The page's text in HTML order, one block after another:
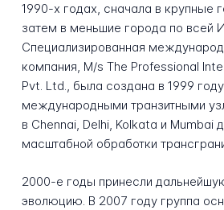
1990-х годах, сначала в крупные
затем в меньшие города по всей
Специализированная
компания, M/s The Professional
Pvt. Ltd., была создана в 1999
международными транзитными
в Chennai, Delhi, Kolkata и Mumbai
масштабной обработки
2000-е годы принесли
эволюцию. В 2007 году группа